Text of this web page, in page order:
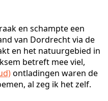
en schampte een
van Dordrecht via de
en het natuurgebied in
betreft mee viel,
ontladingen waren de
al zeg ik het zelf.